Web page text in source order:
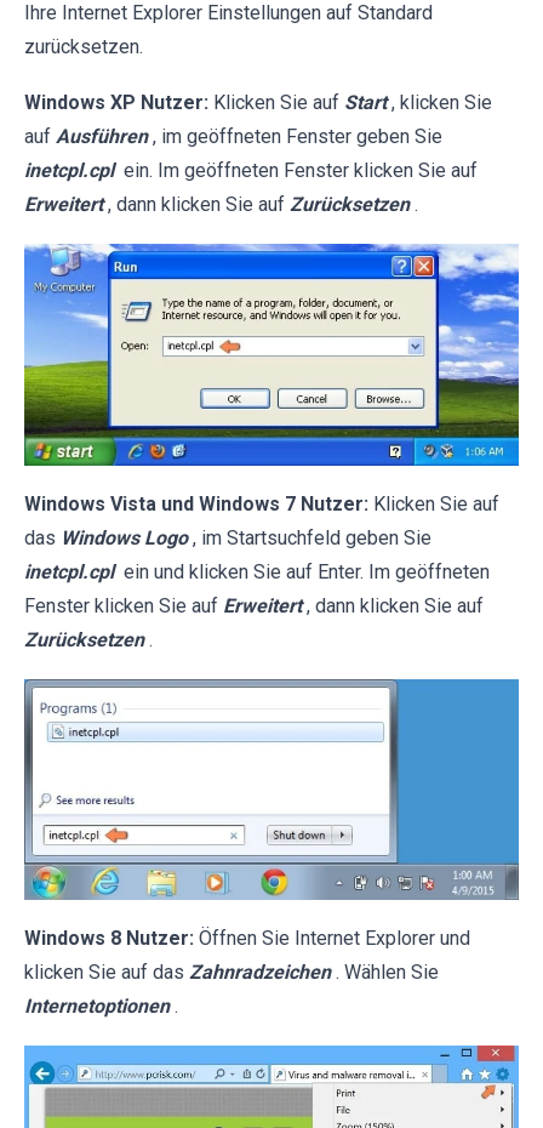
Ihre Internet Explorer Einstellungen auf Standard
zurücksetzen.
Windows XP Nutzer: Klicken Sie auf Start , klicken Sie
auf Ausführen , im geöffneten Fenster geben Sie
inetcpl.cpl ein. Im geöffneten Fenster klicken Sie auf
Erweitert , dann klicken Sie auf Zurücksetzen .
Windows Vista und Windows 7 Nutzer: Klicken Sie auf
das Windows Logo , im Startsuchfeld geben Sie
inetcpl.cpl ein und klicken Sie auf Enter. Im geöffneten
Fenster klicken Sie auf Erweitert , dann klicken Sie auf
Zurücksetzen .
Windows 8 Nutzer: Öffnen Sie Internet Explorer und
klicken Sie auf das Zahnradzeichen . Wählen Sie
Internetoptionen .